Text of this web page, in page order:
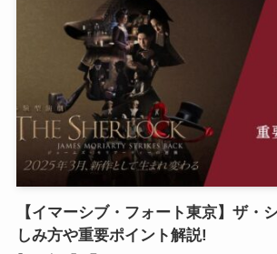
【イマーシブ・フォート東京】ザ・
しみ方や重要ポイント解説!